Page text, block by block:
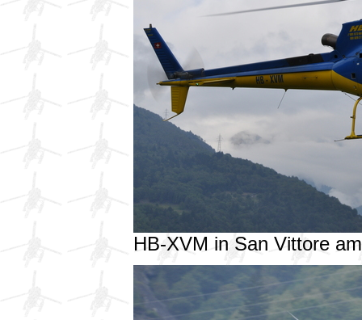
HB-XVM in San Vittore